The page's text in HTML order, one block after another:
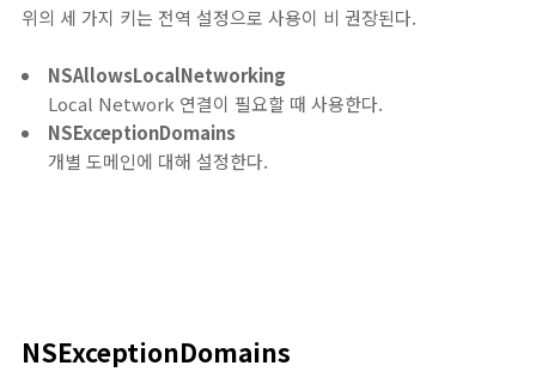
위의 세 가지 키는 전역 설정으로 사용이 비 권장된다.
NSAllowsLocalNetworking
Local Network 연결이 필요할 때 사용한다.
NSExceptionDomains
개별 도메인에 대해 설정한다.
NSExceptionDomains